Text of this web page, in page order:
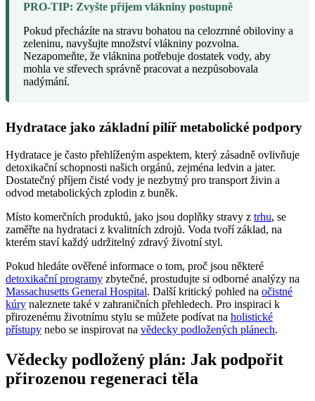
PRO-TIP: Zvyšte příjem vlákniny postupně
Pokud přecházíte na stravu bohatou na celozrnné obiloviny a
zeleninu, navyšujte množství vlákniny pozvolna.
Nezapomeňte, že vláknina potřebuje dostatek vody, aby
mohla ve střevech správně pracovat a nezpůsobovala
nadýmání.
Hydratace jako základní pilíř metabolické podpory
Hydratace je často přehlíženým aspektem, který zásadně ovlivňuje
detoxikační schopnosti našich orgánů, zejména ledvin a jater.
Dostatečný příjem čisté vody je nezbytný pro transport živin a
odvod metabolických zplodin z buněk.
Místo komerčních produktů, jako jsou doplňky stravy z trhu, se
zaměřte na hydrataci z kvalitních zdrojů. Voda tvoří základ, na
kterém staví každý udržitelný zdravý životní styl.
Pokud hledáte ověřené informace o tom, proč jsou některé
detoxikační programy zbytečné, prostudujte si odborné analýzy na
Massachusetts General Hospital. Další kritický pohled na očistné
kúry naleznete také v zahraničních přehledech. Pro inspiraci k
přirozenému životnímu stylu se můžete podívat na holistické
přístupy nebo se inspirovat na vědecky podložených plánech.
Vědecky podložený plán: Jak podpořit
přirozenou regeneraci těla